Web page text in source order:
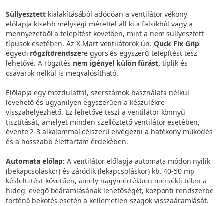
Süllyesztett kialakításából adódóan a ventilátor vékony
előlapja kisebb mélységi mérettel áll ki a falsíkból vagy a
mennyezetből a telepítést követően, mint a nem süllyesztett
típusok esetében. Az X-Mart ventilátorok ún. Quck Fix Grip
egyedi rögzítőrendszere gyors és egyszerű telepítést tesz
lehetővé. A rögzítés nem igényel külön fúrást, tiplik és
csavarok nélkül is megvalósítható.
Előlapja egy mozdulattal, szerszámok használata nélkül
levehető és ugyanilyen egyszerűen a készülékre
visszahelyezhető. Ez lehetővé teszi a ventilátor könnyű
tisztítását, amelyet minden szellőztető ventilátor esetében,
évente 2-3 alkalommal célszerű elvégezni a hatékony működés
és a hosszabb élettartam érdekében.
Automata előlap: A ventilátor előlapja automata módon nyílik
(bekapcsoláskor) és záródik (lekapcsoláskor) kb. 40-50 mp
késleltetést követően, amely nagymértékben mérsékli télen a
hideg levegő beáramlásának lehetőségét, központi rendszerbe
történő bekötés esetén a kellemetlen szagok visszaáramlását.